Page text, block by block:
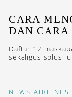
CARA
DAN CARA
Daftar 12
sekaligus solusi
NEWS AIRLINES